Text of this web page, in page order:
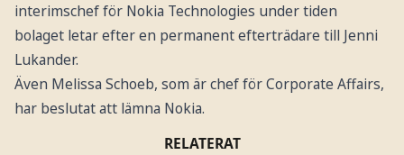
interimschef för Nokia Technologies under tiden
bolaget letar efter en permanent efterträdare till Jenni
Lukander.
Även Melissa Schoeb, som är chef för Corporate Affairs,
har beslutat att lämna Nokia.
RELATERAT